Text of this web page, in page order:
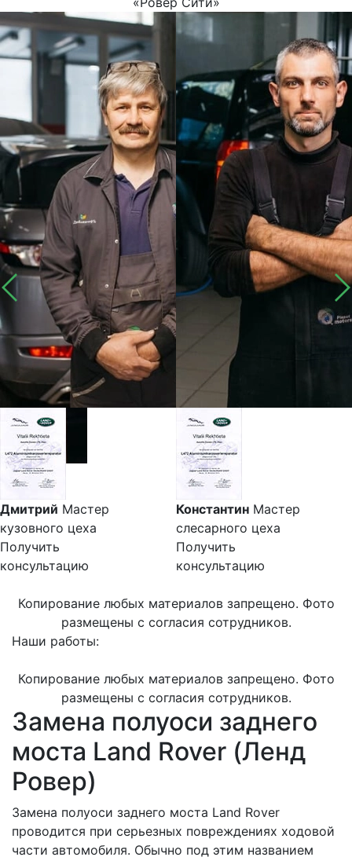
Дмитрий Мастер
кузовного цеха
Получить
консультацию
Константин Мастер
слесарного цеха
Получить
консультацию
Копирование любых материалов запрещено. Фото
размещены с согласия сотрудников.
Наши работы:
Копирование любых материалов запрещено. Фото
размещены с согласия сотрудников.
Замена полуоси заднего
моста Land Rover (Ленд
Ровер)
Замена полуоси заднего моста Land Rover
проводится при серьезных повреждениях ходовой
части автомобиля. Обычно под этим названием